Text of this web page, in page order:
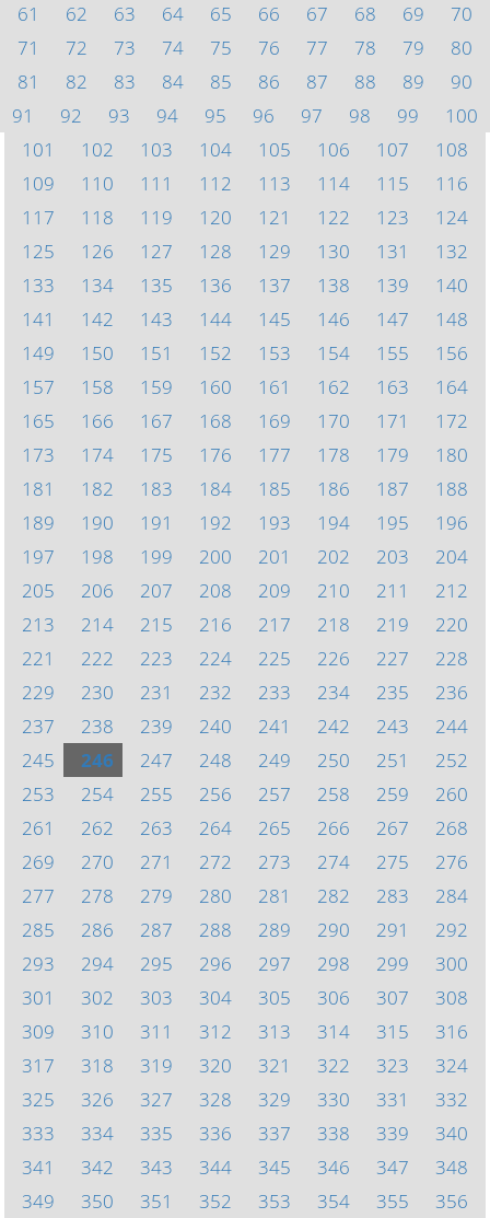
61
62 63 64 65 66 67 68 69
70
71
72 73 74 75 76 77 78 79
80
81
82 83 84 85 86 87 88 89
90
91
92 93 94 95 96 97 98 99
100
101
102 103 104 105 106 107
108
109
110 111 112 113 114 115
116
117
118 119 120 121 122 123
124
125
126 127 128 129 130 131
132
133
134 135 136 137 138 139
140
141
142 143 144 145 146 147
148
149
150 151 152 153 154 155
156
157
158 159 160 161 162 163
164
165
166 167 168 169 170 171
172
173
174 175 176 177 178 179
180
181
182 183 184 185 186 187
188
189
190 191 192 193 194 195
196
197
198 199 200 201 202 203
204
205
206 207 208 209 210 211
212
213
214 215 216 217 218 219
220
221
222 223 224 225 226 227
228
229
230 231 232 233 234 235
236
237
238 239 240 241 242 243
244
245
246 247 248 249 250 251
252
253
254 255 256 257 258 259
260
261
262 263 264 265 266 267
268
269
270 271 272 273 274 275
276
277
278 279 280 281 282 283
284
285
286 287 288 289 290 291
292
293
294 295 296 297 298 299
300
301
302 303 304 305 306 307
308
309
310 311 312 313 314 315
316
317
318 319 320 321 322 323
324
325
326 327 328 329 330 331
332
333
334 335 336 337 338 339
340
341
342 343 344 345 346 347
348
349
350 351 352 353 354 355 356